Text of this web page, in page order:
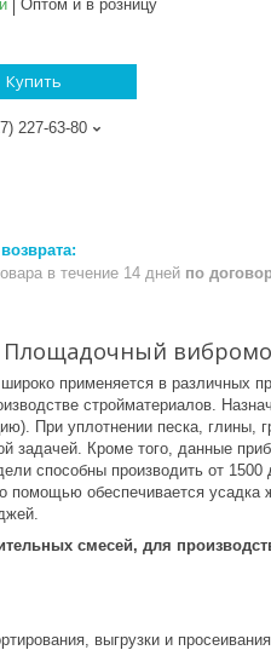
Оптом и в розницу
Купить
227-63-80
в течение 14 дней по
Площадочный
широко применяется в различных
стройматериалов.
При уплотнении песка, глины,
задачей. Кроме того, данные
способны производить от
обеспечивается усадка
смесей, для
выгрузки и